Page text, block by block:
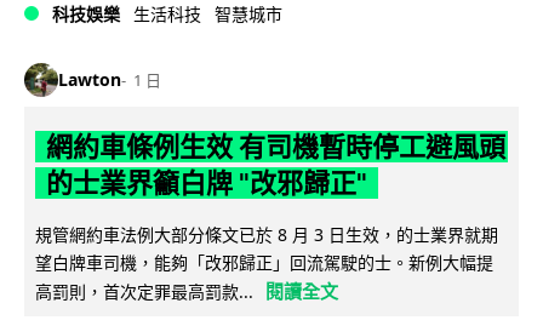
科技娛樂 生活科技 智慧城市
Lawton 1 日
網約車條例生效 有司機暫時停工避風頭
的士業界籲白牌 "改邪歸正"
規管網約車法例大部分條文已於 8 月 3 日生效，的士業界就期
望白牌車司機，能夠「改邪歸正」回流駕駛的士。新例大幅提
高罰則，首次定罪最高罰款...
閱讀全文